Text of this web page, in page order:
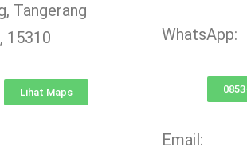
Tangerang
15310
Lihat Maps
WhatsApp:
Email: